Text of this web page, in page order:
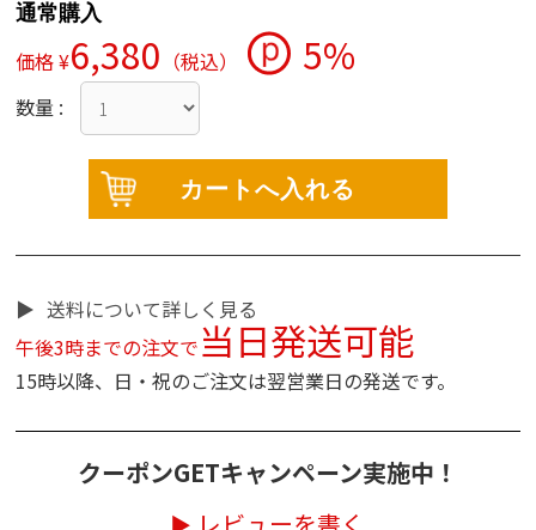
通常購入
価格 ¥6,380 （税込） 5%
数量 :
送料について詳しく見る
午後3時までの注文で当日発送可能
15時以降、日・祝のご注文は翌営業日の発送です。
クーポンGETキャンペーン実施中！